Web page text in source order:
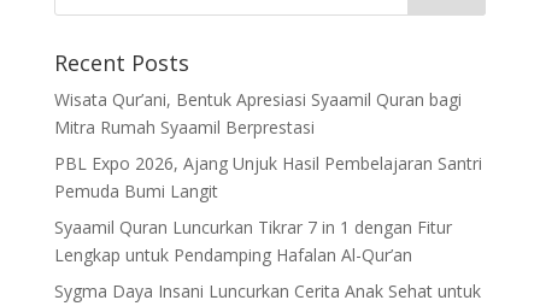
Recent Posts
Wisata Qur’ani, Bentuk Apresiasi Syaamil Quran bagi
Mitra Rumah Syaamil Berprestasi
PBL Expo 2026, Ajang Unjuk Hasil Pembelajaran Santri
Pemuda Bumi Langit
Syaamil Quran Luncurkan Tikrar 7 in 1 dengan Fitur
Lengkap untuk Pendamping Hafalan Al-Qur’an
Sygma Daya Insani Luncurkan Cerita Anak Sehat untuk